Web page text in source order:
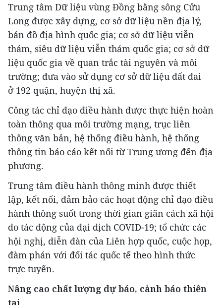
Trung tâm Dữ liệu vùng Đồng bằng sông Cửu
Long được xây dựng, cơ sở dữ liệu nền địa lý,
bản đồ địa hình quốc gia; cơ sở dữ liệu viễn
thám, siêu dữ liệu viễn thám quốc gia; cơ sở dữ
liệu quốc gia về quan trắc tài nguyên và môi
trường; đưa vào sử dụng cơ sở dữ liệu đất đai
ở 192 quận, huyện thị xã.
Công tác chỉ đạo điều hành được thực hiện hoàn
toàn thông qua môi trường mạng, trục liên
thông văn bản, hệ thống điều hành, hệ thống
thông tin báo cáo kết nối từ Trung ương đến địa
phương.
Trung tâm điều hành thông minh được thiết
lập, kết nối, đảm bảo các hoạt động chỉ đạo điều
hành thông suốt trong thời gian giãn cách xã hội
do tác động của đại dịch COVID-19; tổ chức các
hội nghị, diễn đàn của Liên hợp quốc, cuộc họp,
đàm phán với đối tác quốc tế theo hình thức
trực tuyến.
Nâng cao chất lượng dự báo, cảnh báo thiên
tai